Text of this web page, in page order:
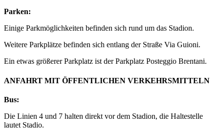
Parken:
Einige Parkmöglichkeiten befinden sich rund um das Stadion.
Weitere Parkplätze befinden sich entlang der Straße Via Guioni.
Ein etwas größerer Parkplatz ist der Parkplatz Posteggio Brentani.
ANFAHRT MIT ÖFFENTLICHEN VERKEHRSMITTELN
Bus:
Die Linien 4 und 7 halten direkt vor dem Stadion, die Haltestelle
lautet Stadio.